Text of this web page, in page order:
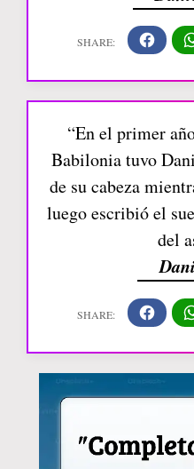
“En el primer
Babilonia tuvo
de su cabeza
luego escribió el
del